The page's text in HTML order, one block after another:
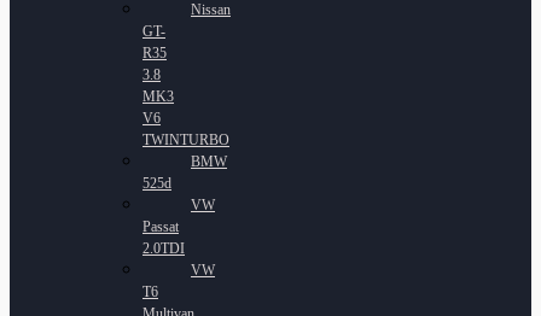
Nissan
GT-
R35
3.8
MK3
V6
TWINTURBO
BMW
525d
VW
Passat
2.0TDI
VW
T6